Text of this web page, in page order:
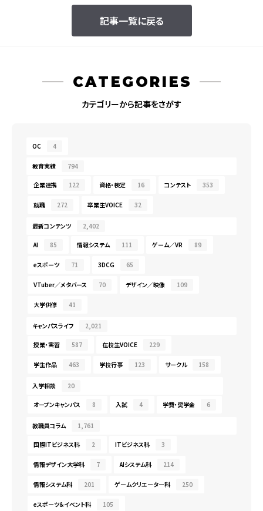
記事一覧に戻る
CATEGORIES
カテゴリーから記事をさがす
OC 4
教育実績 794
企業連携 122 資格・検定 16 コンテスト 353
就職 272 卒業生VOICE 32
最新コンテンツ 2,402
AI 85 情報システム 111 ゲーム／VR 89
eスポーツ 71 3DCG 65
VTuber／メタバース 70 デザイン／映像 109
大学併修 41
キャンパスライフ 2,021
授業・実習 587 在校生VOICE 229
学生作品 463 学校行事 123 サークル 158
入学相談 20
オープンキャンパス 8 入試 4 学費・奨学金 6
教職員コラム 1,761
国際ITビジネス科 2 ITビジネス科 3
情報デザイン大学科 7 AIシステム科 214
情報システム科 201 ゲームクリエーター科 250
eスポーツ＆イベント科 105